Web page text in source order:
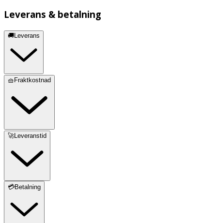
Leverans & betalning
🚚Leverans
🧺Fraktkostnad
🚀Leveranstid
💳Betalning